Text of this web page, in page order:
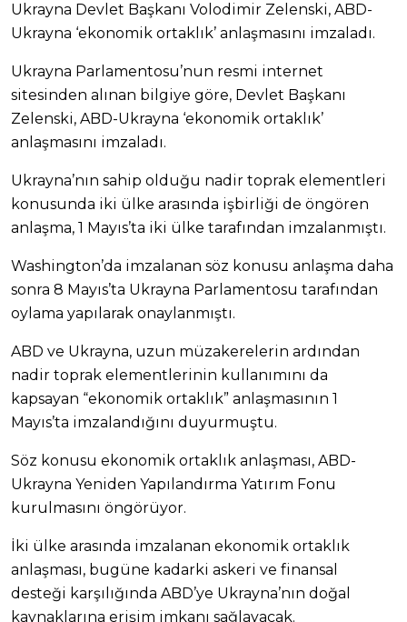
Ukrayna Devlet Başkanı Volodimir Zelenski, ABD-
Ukrayna ‘ekonomik ortaklık’ anlaşmasını imzaladı.
Ukrayna Parlamentosu’nun resmi internet
sitesinden alınan bilgiye göre, Devlet Başkanı
Zelenski, ABD-Ukrayna ‘ekonomik ortaklık’
anlaşmasını imzaladı.
Ukrayna’nın sahip olduğu nadir toprak elementleri
konusunda iki ülke arasında işbirliği de öngören
anlaşma, 1 Mayıs’ta iki ülke tarafından imzalanmıştı.
Washington’da imzalanan söz konusu anlaşma daha
sonra 8 Mayıs’ta Ukrayna Parlamentosu tarafından
oylama yapılarak onaylanmıştı.
ABD ve Ukrayna, uzun müzakerelerin ardından
nadir toprak elementlerinin kullanımını da
kapsayan “ekonomik ortaklık” anlaşmasının 1
Mayıs’ta imzalandığını duyurmuştu.
Söz konusu ekonomik ortaklık anlaşması, ABD-
Ukrayna Yeniden Yapılandırma Yatırım Fonu
kurulmasını öngörüyor.
İki ülke arasında imzalanan ekonomik ortaklık
anlaşması, bugüne kadarki askeri ve finansal
desteği karşılığında ABD’ye Ukrayna’nın doğal
kaynaklarına erişim imkanı sağlayacak.